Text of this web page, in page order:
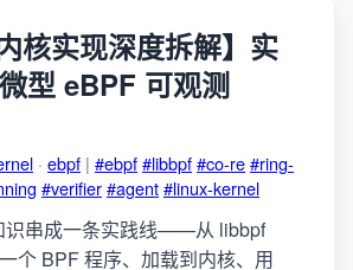
核实现深度拆解】实
型 eBPF 可观测
· ebpf | #ebpf#libbpf#co-re#ring-
#verifier#agent#linux-kernel
识串成一条实践线——从 libbpf
个 BPF 程序、加载到内核、用